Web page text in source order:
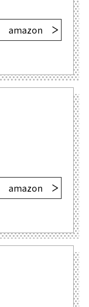
amazon
amazon